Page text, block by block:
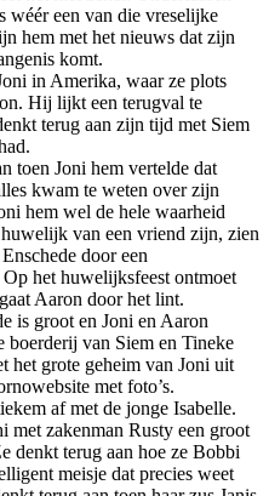
wéér een van die vreselijke
hem met het nieuws dat zijn
komt.
in Amerika, waar ze plots
Hij lijkt een terugval te
terug aan zijn tijd met Siem
toen Joni hem vertelde dat
kwam te weten over zijn
hem wel de hele waarheid
van een vriend zijn, zien
door een
het huwelijksfeest ontmoet
Aaron door het lint.
is groot en Joni en Aaron
boerderij van Siem en Tineke
het grote geheim van Joni uit
met foto’s.
af met de jonge Isabelle.
zakenman Rusty een groot
denkt terug aan hoe ze Bobbi
meisje dat precies weet